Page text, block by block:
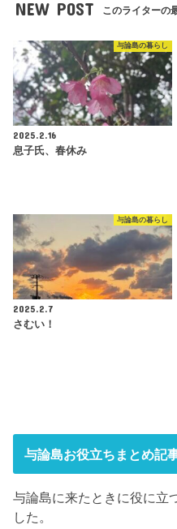
NEW POST このライターの
与論島の暮らし
2025.2.16
息子氏、春休み
与論島の暮らし
2025.2.7
さむい！
与論島お役立ちまとめ記
与論島に来たときに役に立
した。